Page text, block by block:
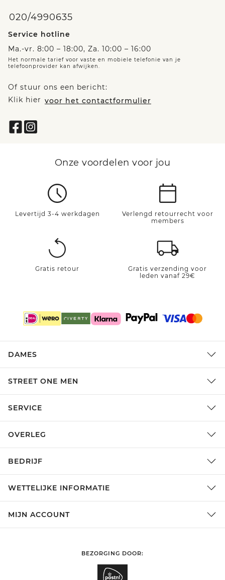
020/4990635
Service hotline
Ma.-vr. 8:00 – 18:00, Za. 10:00 – 16:00
Het normale tarief voor vaste en mobiele telefonie van je
telefoonprovider kan afwijken.
Of stuur ons een bericht:
Klik hier voor het contactformulier
Onze voordelen voor jou
Levertijd 3-4 werkdagen
Verlengd retourrecht voor
members
Gratis retour
Gratis verzending voor
leden vanaf 29€
DAMES
STREET ONE MEN
SERVICE
OVERLEG
BEDRIJF
WETTELIJKE INFORMATIE
MIJN ACCOUNT
BEZORGING DOOR: